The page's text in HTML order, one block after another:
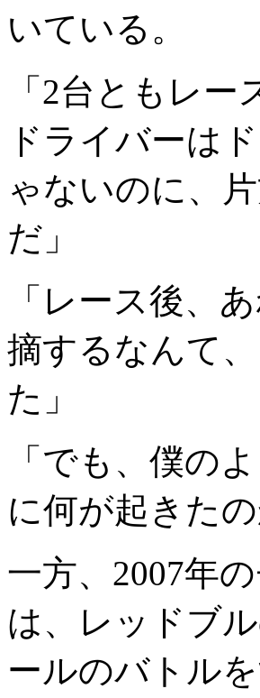
いている。
「2台ともレ
ドライバーは
ゃないのに、
だ」
「レース後、
摘するなんて
た」
「でも、僕の
に何が起きた
一方、2007年
は、レッドブ
ールのバトル